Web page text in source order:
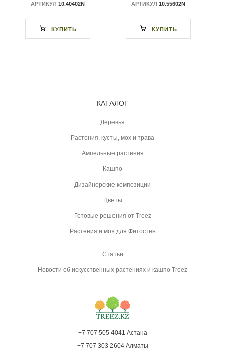
АРТИКУЛ 10.40402N
КУПИТЬ
АРТИКУЛ 10.55602N
КУПИТЬ
КАТАЛОГ
Деревья
Растения, кусты, мох и трава
Ампельные растения
Кашпо
Дизайнерские композиции
Цветы
Готовые решения от Treez
Растения и мох для Фитостен
Статьи
Новости об искусственных растениях и кашпо Treez
+7 707 505 4041 Астана
+7 707 303 2604 Алматы